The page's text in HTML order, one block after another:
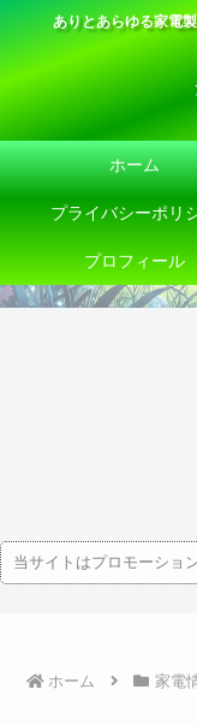
ありとあらゆる家電
ホーム
プライバシーポリ
プロフィール
当サイトはプロモーショ
ホーム 家電